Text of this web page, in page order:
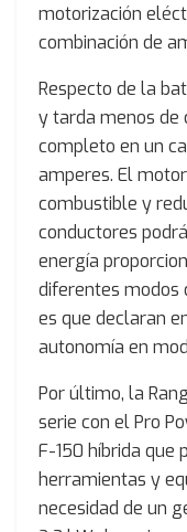
motorización
combinación de
Respecto de la
y tarda menos de
completo en un
amperes. El
combustible y
conductores
energía
diferentes modos
es que declaran
autonomía en
Por último, la
serie con el Pro
F-150 híbrida que
herramientas y
necesidad de un